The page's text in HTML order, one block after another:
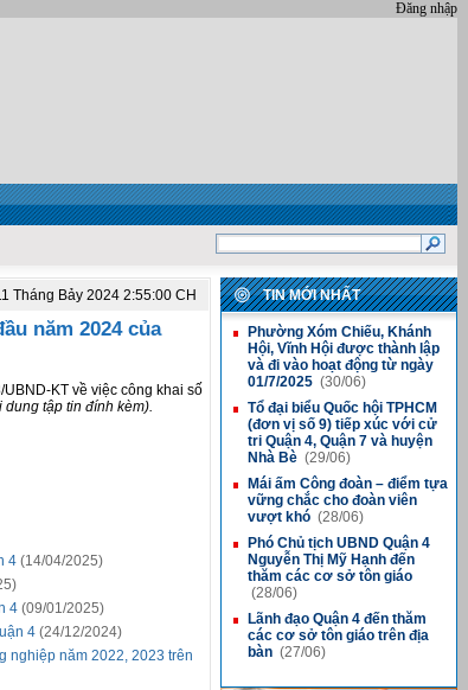
Đăng nhập
Tháng Bảy 2024 2:55:00 CH
năm 2024 của
KT về việc công khai số
dung tập tin đính kèm).
4(14/04/2025)
4(09/01/2025)
4(24/12/2024)
nghiệp năm 2022, 2023 trên
TIN MỚI NHẤT
■
Phường Xóm Chiếu, Khánh
Hội, Vĩnh Hội được thành lập
và đi vào hoạt động từ ngày
01/7/2025 (30/06)
■ Tổ đại biểu Quốc hội TPHCM
(đơn vị số 9) tiếp xúc với cử
tri Quận 4, Quận 7 và huyện
Nhà Bè (29/06)
■
Mái ấm Công đoàn – điểm tựa
vững chắc cho đoàn viên
vượt khó (28/06)
■
Phó Chủ tịch UBND Quận 4
Nguyễn Thị Mỹ Hạnh đến
thăm các cơ sở tôn giáo
(28/06)
■
Lãnh đạo Quận 4 đến thăm
các cơ sở tôn giáo trên địa
bàn (27/06)